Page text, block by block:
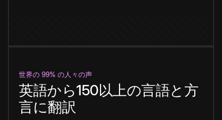
世界の 99% の人々の声
英語から150以上の言語と方
言に翻訳